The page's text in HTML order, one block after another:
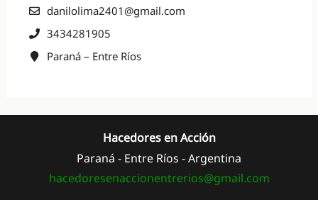
danilolima2401@gmail.com
3434281905
Paraná – Entre Ríos
Hacedores en Acción
Paraná - Entre Ríos - Argentina
hacedoresenaccionentrerios@gmail.com